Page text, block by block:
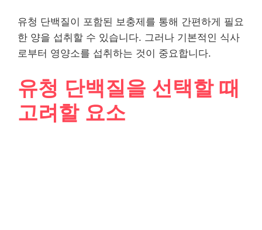
유청 단백질이 포함된 보충제를 통해 간편하게 필요
한 양을 섭취할 수 있습니다. 그러나 기본적인 식사
로부터 영양소를 섭취하는 것이 중요합니다.
유청 단백질을 선택할 때
고려할 요소